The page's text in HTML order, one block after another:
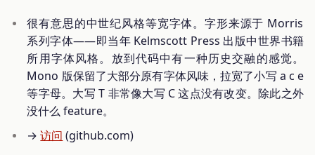
很有意思的中世纪风格等宽字体。字形来源于 Morris
系列字体——即当年 Kelmscott Press 出版中世界书籍
所用字体风格。放到代码中有一种历史交融的感觉。
Mono 版保留了大部分原有字体风味，拉宽了小写 a c e
等字母。大写 T 非常像大写 C 这点没有改变。除此之外
没什么 feature。
→访问 (github.com)